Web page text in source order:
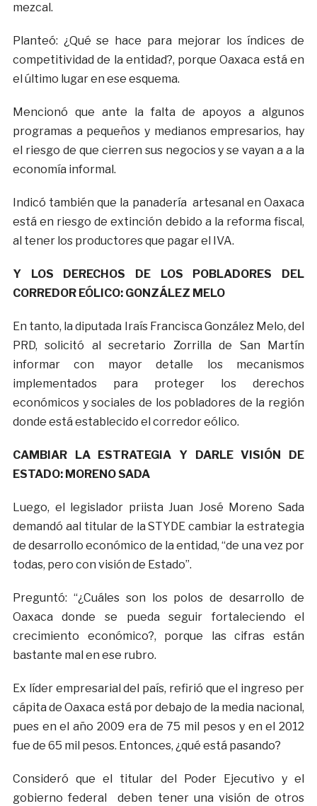
mezcal.
Planteó: ¿Qué se hace para mejorar los índices de
competitividad de la entidad?, porque Oaxaca está en
el último lugar en ese esquema.
Mencionó que ante la falta de apoyos a algunos
programas a pequeños y medianos empresarios, hay
el riesgo de que cierren sus negocios y se vayan a a la
economía informal.
Indicó también que la panadería artesanal en Oaxaca
está en riesgo de extinción debido a la reforma fiscal,
al tener los productores que pagar el IVA.
Y LOS DERECHOS DE LOS POBLADORES DEL
CORREDOR EÓLICO: GONZÁLEZ MELO
En tanto, la diputada Iraís Francisca González Melo, del
PRD, solicitó al secretario Zorrilla de San Martín
informar con mayor detalle los mecanismos
implementados para proteger los derechos
económicos y sociales de los pobladores de la región
donde está establecido el corredor eólico.
CAMBIAR LA ESTRATEGIA Y DARLE VISIÓN DE
ESTADO: MORENO SADA
Luego, el legislador priista Juan José Moreno Sada
demandó aal titular de la STYDE cambiar la estrategia
de desarrollo económico de la entidad, “de una vez por
todas, pero con visión de Estado”.
Preguntó: “¿Cuáles son los polos de desarrollo de
Oaxaca donde se pueda seguir fortaleciendo el
crecimiento económico?, porque las cifras están
bastante mal en ese rubro.
Ex líder empresarial del país, refirió que el ingreso per
cápita de Oaxaca está por debajo de la media nacional,
pues en el año 2009 era de 75 mil pesos y en el 2012
fue de 65 mil pesos. Entonces, ¿qué está pasando?
Consideró que el titular del Poder Ejecutivo y el
gobierno federal deben tener una visión de otros